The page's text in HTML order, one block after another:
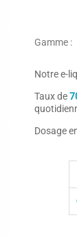
Gamme :
Notre e-
Taux de7
Dosage